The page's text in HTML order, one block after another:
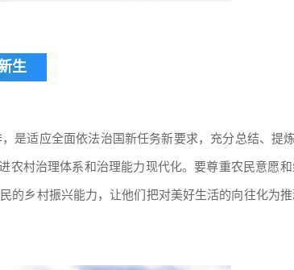
生
是适应全面依法治国新任务新要求，充分总结、提
村治理体系和治理能力现代化。要尊重农民意愿和
的乡村振兴能力，让他们把对美好生活的向往化为